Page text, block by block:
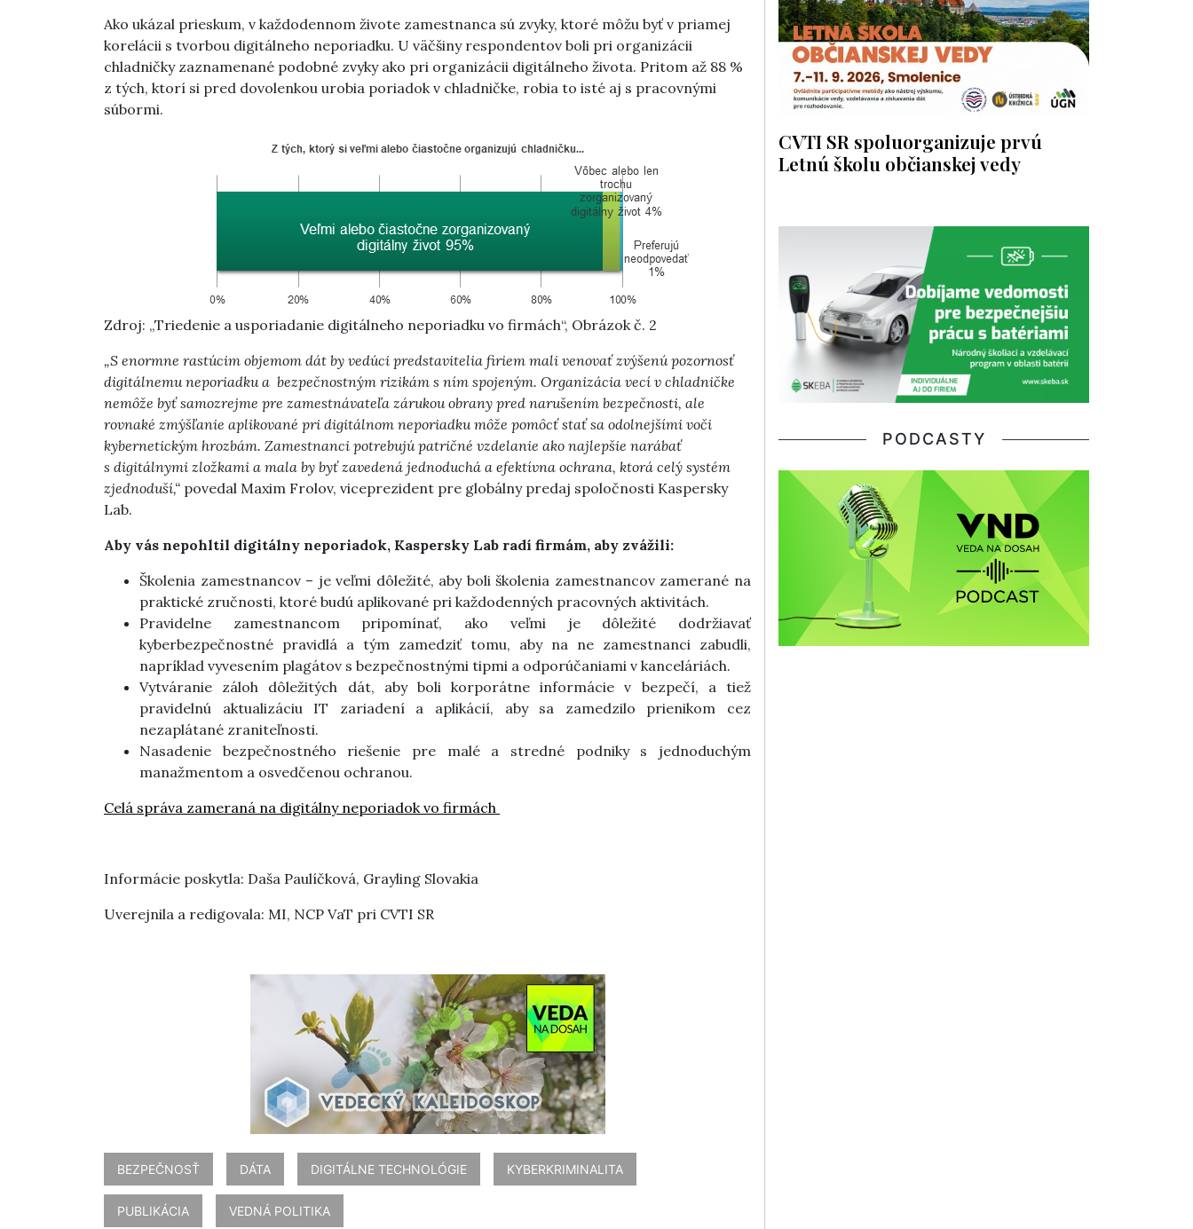
Ako ukázal prieskum, v každodennom živote zamestnanca sú zvyky, ktoré môžu byť v priamej
korelácii s tvorbou digitálneho neporiadku. U väčšiny respondentov boli pri organizácii
chladničky zaznamenané podobné zvyky ako pri organizácii digitálneho života. Pritom až 88 %
z tých, ktorí si pred dovolenkou urobia poriadok v chladničke, robia to isté aj s pracovnými
súbormi.
Zdroj: „Triedenie a usporiadanie digitálneho neporiadku vo firmách“, Obrázok č. 2
„S enormne rastúcim objemom dát by vedúci predstavitelia firiem mali venovať zvýšenú pozornosť
digitálnemu neporiadku a bezpečnostným rizikám s ním spojeným. Organizácia vecí v chladničke
nemôže byť samozrejme pre zamestnávateľa zárukou obrany pred narušením bezpečnosti, ale
rovnaké zmýšľanie aplikované pri digitálnom neporiadku môže pomôcť stať sa odolnejšími voči
kybernetickým hrozbám. Zamestnanci potrebujú patričné vzdelanie ako najlepšie narábať
s digitálnymi zložkami a mala by byť zavedená jednoduchá a efektívna ochrana, ktorá celý systém
zjednoduší,“ povedal Maxim Frolov, viceprezident pre globálny predaj spoločnosti Kaspersky
Lab.
Aby vás nepohltil digitálny neporiadok, Kaspersky Lab radí firmám, aby zvážili:
Školenia zamestnancov – je veľmi dôležité, aby boli školenia zamestnancov zamerané na
praktické zručnosti, ktoré budú aplikované pri každodenných pracovných aktivitách.
Pravidelne zamestnancom pripomínať, ako veľmi je dôležité dodržiavať
kyberbezpečnostné pravidlá a tým zamedziť tomu, aby na ne zamestnanci zabudli,
napríklad vyvesením plagátov s bezpečnostnými tipmi a odporúčaniami v kanceláriách.
Vytváranie záloh dôležitých dát, aby boli korporátne informácie v bezpečí, a tiež
pravidelnú aktualizáciu IT zariadení a aplikácií, aby sa zamedzilo prienikom cez
nezaplátané zraniteľnosti.
Nasadenie bezpečnostného riešenie pre malé a stredné podniky s jednoduchým
manažmentom a osvedčenou ochranou.
Celá správa zameraná na digitálny neporiadok vo firmách
Informácie poskytla: Daša Paulíčková, Grayling Slovakia
Uverejnila a redigovala: MI, NCP VaT pri CVTI SR
BEZPEČNOSŤ DÁTA DIGITÁLNE TECHNOLÓGIE KYBERKRIMINALITA
PUBLIKÁCIA VEDNÁ POLITIKA
CVTI SR spoluorganizuje prvú
Letnú školu občianskej vedy
PODCASTY